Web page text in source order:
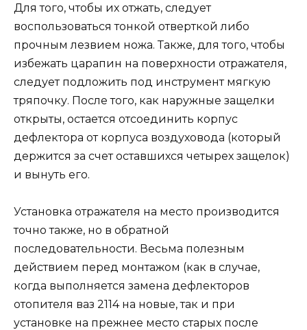
Для того, чтобы их отжать, следует
воспользоваться тонкой отверткой либо
прочным лезвием ножа. Также, для того, чтобы
избежать царапин на поверхности отражателя,
следует подложить под инструмент мягкую
тряпочку. После того, как наружные защелки
открыты, остается отсоединить корпус
дефлектора от корпуса воздуховода (который
держится за счет оставшихся четырех защелок)
и вынуть его.
Установка отражателя на место производится
точно также, но в обратной
последовательности. Весьма полезным
действием перед монтажом (как в случае,
когда выполняется замена дефлекторов
отопителя ваз 2114 на новые, так и при
установке на прежнее место старых после